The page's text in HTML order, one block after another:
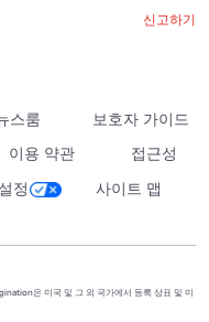
신고하기
스룸
보호자 가이드
이용 약관
접근성
정 사이트 맵
은 미국 및 그 외 국가에서 등록 상표 및 미